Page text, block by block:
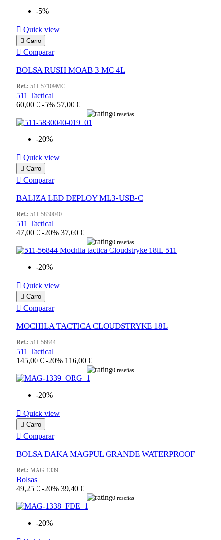
-5%
 Quick view
 Carro
 Comparar
BOLSA RUSH MOAB 3 MC 4L
Ref.: 511-57109MC
511 Tactical
60,00 € -5% 57,00 €
0 reseñas
-20%
 Quick view
 Carro
 Comparar
BALIZA LED DEPLOY ML3-USB-C
Ref.: 511-5830040
511 Tactical
47,00 € -20% 37,60 €
0 reseñas
-20%
 Quick view
 Carro
 Comparar
MOCHILA TACTICA CLOUDSTRYKE 18L
Ref.: 511-56844
511 Tactical
145,00 € -20% 116,00 €
0 reseñas
-20%
 Quick view
 Carro
 Comparar
BOLSA DAKA MAGPUL GRANDE WATERPROOF
Ref.: MAG-1339
Bolsas
49,25 € -20% 39,40 €
0 reseñas
-20%